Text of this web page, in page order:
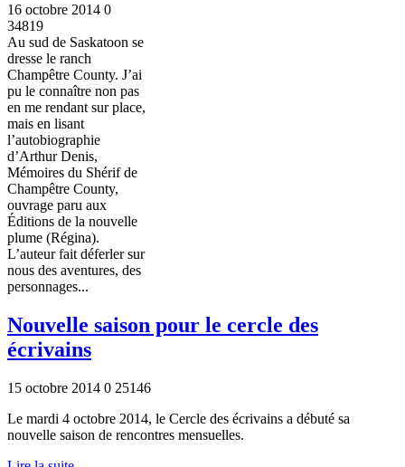
16 octobre 2014 0
34819
Au sud de Saskatoon se
dresse le ranch
Champêtre County. J’ai
pu le connaître non pas
en me rendant sur place,
mais en lisant
l’autobiographie
d’Arthur Denis,
Mémoires du Shérif de
Champêtre County,
ouvrage paru aux
Éditions de la nouvelle
plume (Régina).
L’auteur fait déferler sur
nous des aventures, des
personnages...
Nouvelle saison pour le cercle des
écrivains
15 octobre 2014 0 25146
Le mardi 4 octobre 2014, le Cercle des écrivains a débuté sa
nouvelle saison de rencontres mensuelles.